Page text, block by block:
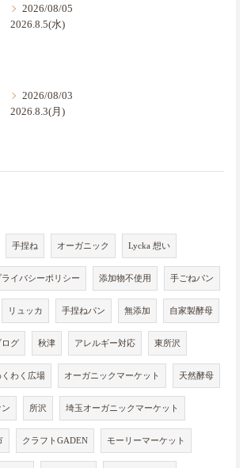
2026/08/05
2026.8.5(水)
2026/08/03
2026.8.3(月)
手捏ね オーガニック Lycka 想い
ライバシーポリシー 添加物不使用 手ごねパン
リュッカ 手捏ねパン 無添加 自家製酵母
ログ 秋津 アレルギー対応 東所沢
くわく広場 オーガニックマーケット 天然酵母
ン 所沢 埼玉オーガニックマーケット
クラフトGADEN モーリーマーケット